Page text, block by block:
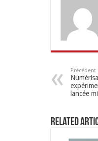
Précédent
lancée
Related